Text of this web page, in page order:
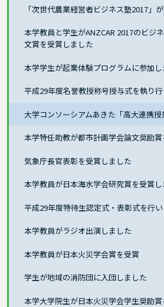
「次世代農業経営者ビジネス塾2017」
本学教員と学生がANZCAR 2017のビジ
文賞を受賞しました
本学学生が起業体験プログラムに参加し
平成29年度名誉教授称号授与式を執り
大学コンソーシアムあきた「高大連携
本学特任助教が都市計画学会論文奨励
気象庁長官表彰を受賞しました
本学教員が日本海水学会研究賞を受賞し
平成29年度特待生認定式・表彰式を行
本学教員がラジオ出演しました
本学教員が日本火災学会賞を受賞
学生が地域の消防団に入団しました
本学大学院生が日本火災学会学生奨励賞